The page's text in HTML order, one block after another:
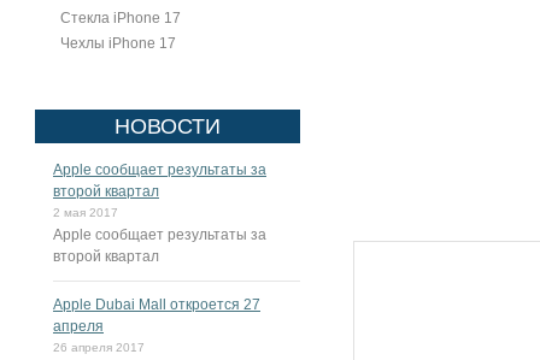
Стекла iPhone 17
Чехлы iPhone 17
НОВОСТИ
Apple сообщает результаты за
второй квартал
2 мая 2017
Apple сообщает результаты за
второй квартал
Apple Dubai Mall откроется 27
апреля
26 апреля 2017